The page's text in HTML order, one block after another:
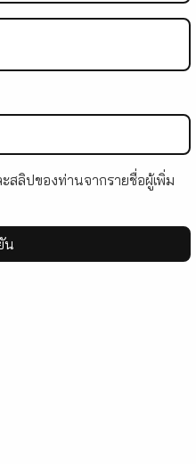
สลิปของท่านจากรายชื่อผู้เพิ่ม
น